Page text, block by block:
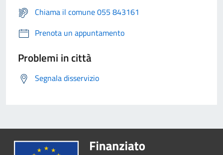
Chiama il comune 055 843161
Prenota un appuntamento
Problemi in città
Segnala disservizio